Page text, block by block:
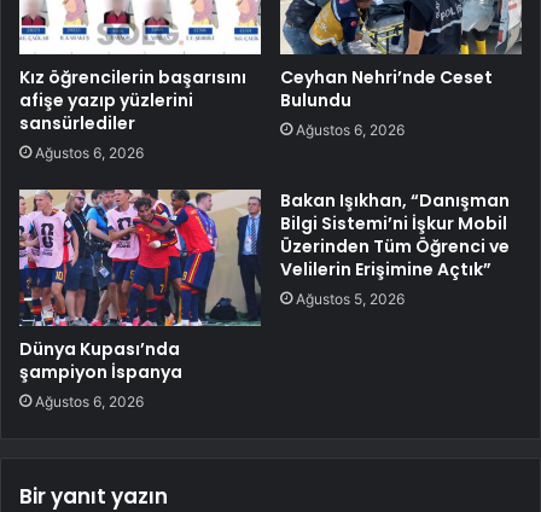
Kız öğrencilerin başarısını
afişe yazıp yüzlerini
sansürlediler
Ağustos 6, 2026
Ceyhan Nehri’nde Ceset
Bulundu
Ağustos 6, 2026
Dünya Kupası’nda
şampiyon İspanya
Ağustos 6, 2026
Bakan Işıkhan, “Danışman
Bilgi Sistemi’ni İşkur Mobil
Üzerinden Tüm Öğrenci ve
Velilerin Erişimine Açtık”
Ağustos 5, 2026
Bir yanıt yazın